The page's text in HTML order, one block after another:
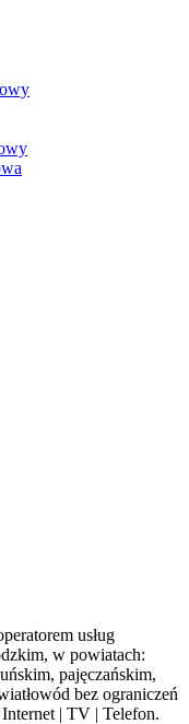
usług
w powiatach:
pajęczańskim,
bez ograniczeń
| TV | Telefon.